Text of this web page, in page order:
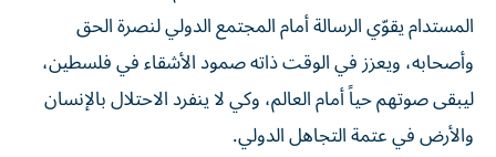
المستدام يقوّي الرسالة أمام المجتمع الدولي لنصرة الحق
وأصحابه، ويعزز في الوقت ذاته صمود الأشقاء في فلسطين،
ليبقى صوتهم حياً أمام العالم، وكي لا ينفرد الاحتلال بالإنسان
والأرض في عتمة التجاهل الدولي.